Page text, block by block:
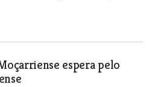
espera pelo